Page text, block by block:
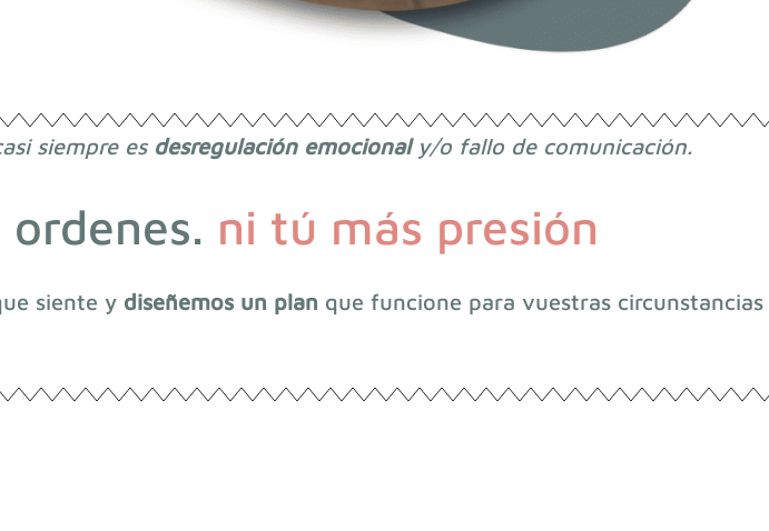
siempre es desregulación emocionaly/o fallo de comunicación.
ni tú más presión
siente y diseñemos un plan que funcione para vuestras circunstancias